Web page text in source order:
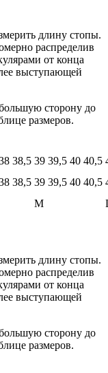
длину стопы.
распределив
от конца
выступающей
сторону до
размеров.
38,5 39 39,5 40 40,5
38,5 39 39,5 40 40,5
M
длину стопы.
распределив
от конца
выступающей
сторону до
размеров.